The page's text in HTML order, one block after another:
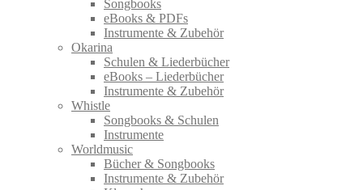
Songbooks
eBooks & PDFs
Instrumente & Zubehör
Okarina
Schulen & Liederbücher
eBooks – Liederbücher
Instrumente & Zubehör
Whistle
Songbooks & Schulen
Instrumente
Worldmusic
Bücher & Songbooks
Instrumente & Zubehör